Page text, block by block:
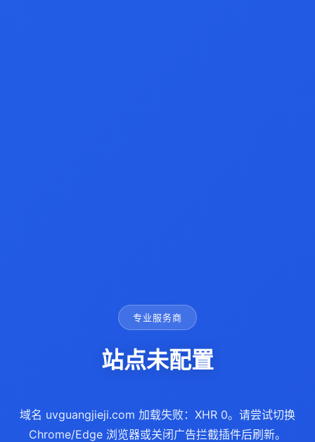
专业服务商
站点未配置
域名 uvguangjieji.com 加载失败：XHR 0。请尝试切换
Chrome/Edge 浏览器或关闭广告拦截插件后刷新。